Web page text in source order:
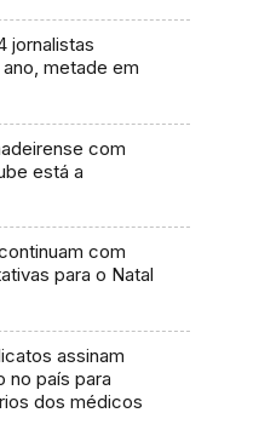
jornalistas
metade em
com
está a
com
para o Natal
assinam
no país para
dos médicos